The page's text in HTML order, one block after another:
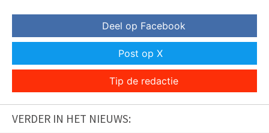
Deel op Facebook
Post op X
Tip de redactie
VERDER IN HET NIEUWS: